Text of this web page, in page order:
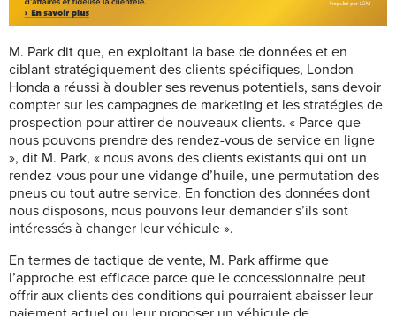
M. Park dit que, en exploitant la base de données et en
ciblant stratégiquement des clients spécifiques, London
Honda a réussi à doubler ses revenus potentiels, sans devoir
compter sur les campagnes de marketing et les stratégies de
prospection pour attirer de nouveaux clients. « Parce que
nous pouvons prendre des rendez-vous de service en ligne
», dit M. Park, « nous avons des clients existants qui ont un
rendez-vous pour une vidange d’huile, une permutation des
pneus ou tout autre service. En fonction des données dont
nous disposons, nous pouvons leur demander s’ils sont
intéressés à changer leur véhicule ».
En termes de tactique de vente, M. Park affirme que
l’approche est efficace parce que le concessionnaire peut
offrir aux clients des conditions qui pourraient abaisser leur